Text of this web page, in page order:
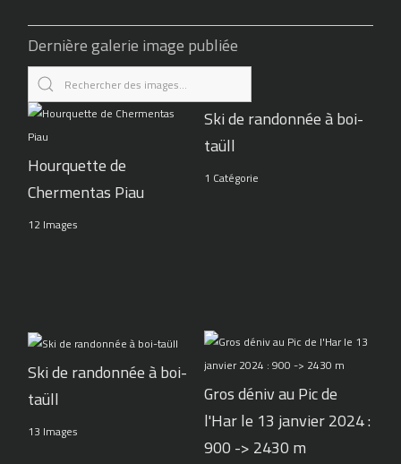
Dernière galerie image publiée
Hourquette de
Chermentas Piau
12 Images
Ski de randonnée à boi-
taüll
1 Catégorie
Ski de randonnée à boi-
taüll
13 Images
Gros déniv au Pic de
l'Har le 13 janvier 2024 :
900 -> 2430 m